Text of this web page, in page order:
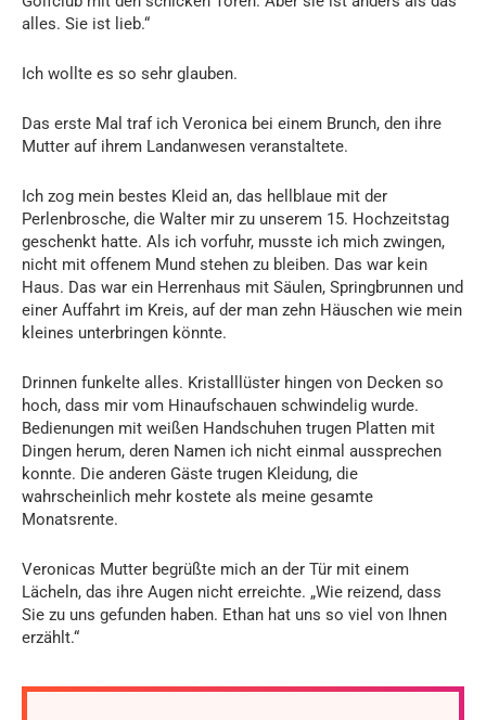
alles. Sie ist lieb.“
Ich wollte es so sehr glauben.
Das erste Mal traf ich Veronica bei einem Brunch, den ihre
Mutter auf ihrem Landanwesen veranstaltete.
Ich zog mein bestes Kleid an, das hellblaue mit der
Perlenbrosche, die Walter mir zu unserem 15. Hochzeitstag
geschenkt hatte. Als ich vorfuhr, musste ich mich zwingen,
nicht mit offenem Mund stehen zu bleiben. Das war kein
Haus. Das war ein Herrenhaus mit Säulen, Springbrunnen und
einer Auffahrt im Kreis, auf der man zehn Häuschen wie mein
kleines unterbringen könnte.
Drinnen funkelte alles. Kristalllüster hingen von Decken so
hoch, dass mir vom Hinaufschauen schwindelig wurde.
Bedienungen mit weißen Handschuhen trugen Platten mit
Dingen herum, deren Namen ich nicht einmal aussprechen
konnte. Die anderen Gäste trugen Kleidung, die
wahrscheinlich mehr kostete als meine gesamte
Monatsrente.
Veronicas Mutter begrüßte mich an der Tür mit einem
Lächeln, das ihre Augen nicht erreichte. „Wie reizend, dass
Sie zu uns gefunden haben. Ethan hat uns so viel von Ihnen
erzählt.“